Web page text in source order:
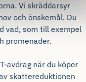
Vi skräddarsyr
och önskemål. Du
vad, som till exempel
promenader.
avdrag när du köper
skattereduktionen